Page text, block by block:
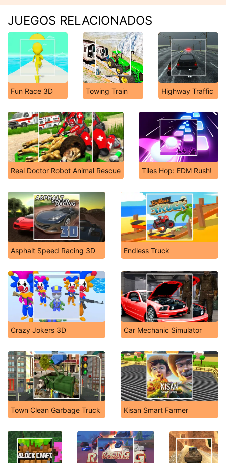
JUEGOS RELACIONADOS
Fun Race 3D Towing Train Highway Traffic
Real Doctor Robot Animal Rescue Tiles Hop: EDM Rush!
Asphalt Speed Racing 3D Endless Truck
Crazy Jokers 3D Car Mechanic Simulator
Town Clean Garbage Truck Kisan Smart Farmer